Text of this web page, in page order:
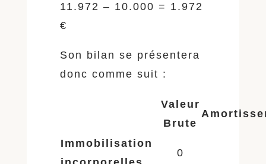
11.972 – 10.000 = 1.972
€
Son bilan se présentera
donc comme suit :
Valeur
Brute
Immobilisation
0